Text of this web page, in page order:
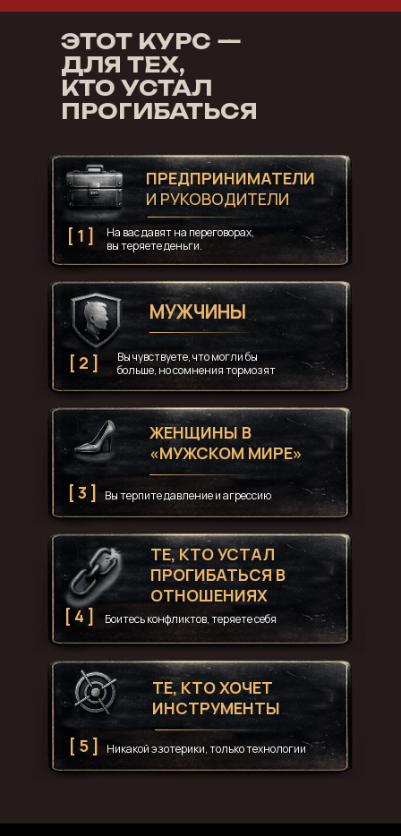
Вадим Шлахтер
На вас давят на переговорах,
вы теряете деньги.
ПРЕДПРИНИМАТЕЛИ
И РУКОВОДИТЕЛИ
[ 1 ]
МУЖЧИНЫ
[ 2 ]
[ 3 ]
Вы чувствуете, что могли бы
больше, но сомнения тормозят
Вы терпите давление и агрессию
ЖЕНЩИНЫ В
«МУЖСКОМ МИРЕ»
Боитесь конфликтов, теряете себя
ЭТОТ КУРС —
ДЛЯ ТЕХ,
КТО УСТАЛ
ПРОГИБАТЬСЯ
ТЕ, КТО УСТАЛ
ПРОГИБАТЬСЯ В
ОТНОШЕНИЯХ
[ 4 ]
Никакой эзотерики, только технологии
ТЕ, КТО ХОЧЕТ
ИНСТРУМЕНТЫ
[ 5 ]